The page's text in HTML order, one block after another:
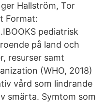
Hallström, Tor
Format:
pediatrisk
på land och
resurser samt
(WHO, 2018)
vård som lindrande
smärta. Symtom som